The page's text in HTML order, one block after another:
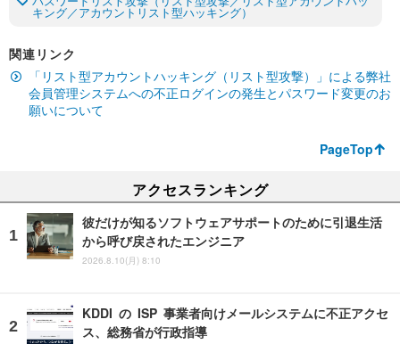
キング／アカウントリスト型ハッキング）
関連リンク
「リスト型アカウントハッキング（リスト型攻撃）」による弊社
会員管理システムへの不正ログインの発生とパスワード変更のお
願いについて
PageTop
アクセスランキング
彼だけが知るソフトウェアサポートのために引退生活
から呼び戻されたエンジニア
2026.8.10(月) 8:10
KDDI の ISP 事業者向けメールシステムに不正アクセ
ス、総務省が行政指導